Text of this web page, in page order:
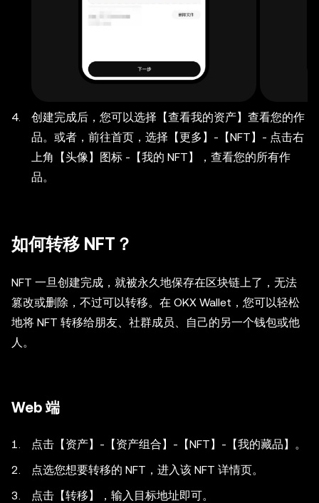
创建完成后，您可以选择【查看我的资产】查看您的作
品。或者，前往首页，选择【更多】-【NFT】- 点击右
上角【头像】图标 -【我的 NFT】，查看您的所有作
品。
如何转移 NFT？
NFT 一旦创建完成，就被永久地保存在区块链上了，无法
篡改或删除，不过可以转移。在 OKX Wallet，您可以轻松
地将 NFT 转移给朋友、社群成员、自己的另一个钱包或他
人。
Web 端
点击【资产】-【资产组合】-【NFT】-【我的藏品】。
点选您想要转移的 NFT，进入该 NFT 详情页。
点击【转移】，输入目标地址即可。